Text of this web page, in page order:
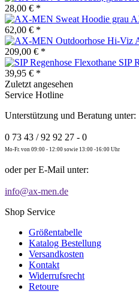
28,00 € *
62,00 € *
209,00 € *
SIP
39,95 € *
Zuletzt angesehen
Service Hotline
Unterstützung und Beratung unter:
0 73 43 / 92 92 27 - 0
Mo-Fr. von 09:00 - 12:00 sowie 13:00 -16:00 Uhr
oder per E-Mail unter:
info@ax-men.de
Shop Service
Größentabelle
Katalog Bestellung
Versandkosten
Kontakt
Widerrufsrecht
Retoure